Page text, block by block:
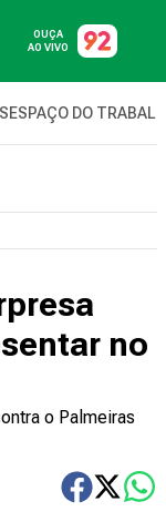
OUÇA
AO VIVO
ESPAÇO DO
no
o Palmeiras